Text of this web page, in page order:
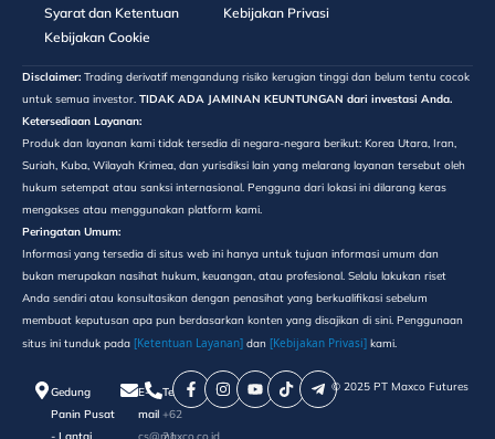
Syarat dan Ketentuan
Kebijakan Privasi
Kebijakan Cookie
Disclaimer: Trading derivatif mengandung risiko kerugian tinggi dan belum tentu cocok
untuk semua investor. TIDAK ADA JAMINAN KEUNTUNGAN dari investasi Anda.
Ketersediaan Layanan:
Produk dan layanan kami tidak tersedia di negara-negara berikut: Korea Utara, Iran,
Suriah, Kuba, Wilayah Krimea, dan yurisdiksi lain yang melarang layanan tersebut oleh
hukum setempat atau sanksi internasional. Pengguna dari lokasi ini dilarang keras
mengakses atau menggunakan platform kami.
Peringatan Umum:
Informasi yang tersedia di situs web ini hanya untuk tujuan informasi umum dan
bukan merupakan nasihat hukum, keuangan, atau profesional. Selalu lakukan riset
Anda sendiri atau konsultasikan dengan penasihat yang berkualifikasi sebelum
membuat keputusan apa pun berdasarkan konten yang disajikan di sini. Penggunaan
situs ini tunduk pada [Ketentuan Layanan] dan [Kebijakan Privasi] kami.
Gedung
Panin Pusat
E-
mail
Telepon
+62
©️ 2025 PT Maxco Futures